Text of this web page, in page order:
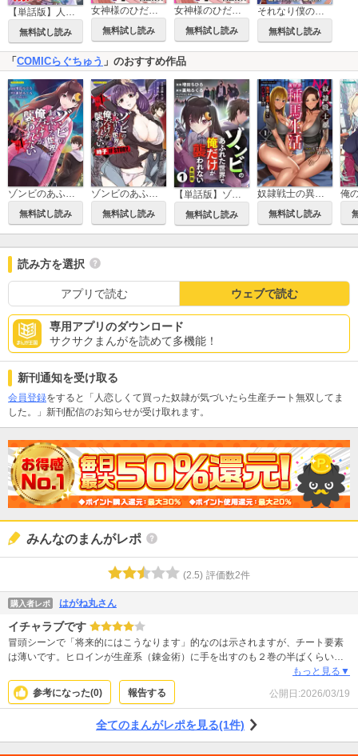
【単話版】人恋しくて買った奴隷が気づいたら生産チート無双してました。（フルカラー）
無料試し読み
女神様のひだりて ～全てを妾に捧げるのじゃ～
無料試し読み
女神様のひだりて ～全てを妾に捧げるのじゃ～【合本版】
無料試し読み
それなり僕のダンジョンマイライフ（コミック）
無料試し読み
「 COMICらぐちゅう 」のおすすめ作品
無料試し読み 無料試し読み 無料試し読み 無料試し読み
読み方を選択
アプリで読む ウェブで読む
専用アプリのダウンロード
サクサクまんがを読めて多機能！
新刊通知を受け取る
会員登録をすると「人恋しくて買った奴隷が気づいたら生産チート無双してま
した。」新刊配信のお知らせが受け取れます。
みんなのまんがレポ
(2.5) 評価数2件
購入者レポ はがね丸さん
イチャラブです
冒頭シーンで「将来的にはこうなります」的なのは示されますが、チート要素
は薄いです。ヒロインが生産系（錬金術）に手を出すのも２巻の半ばくらいか
らですし…… なので主題は、不器用な二人がお互いの（そして自分の）気持
ちを確かめ合う、そんな話です。
もっと見る▼
参考になった(0) 報告する 公開日:2026/03/19
全てのまんがレポを見る(1件)